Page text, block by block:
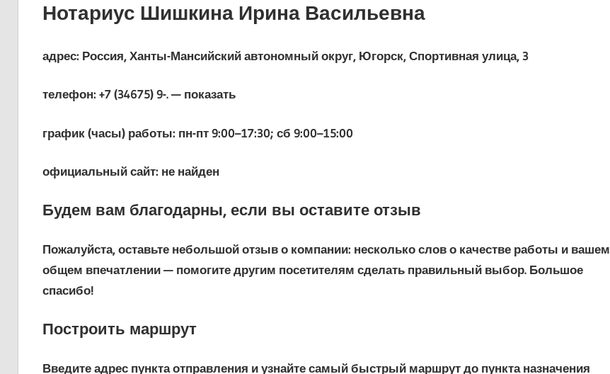
Нотариус Шишкина Ирина Васильевна
адрес: Россия, Ханты-Мансийский автономный округ, Югорск, Спортивная улица, 3
телефон: +7 (34675) 9-. — показать
график (часы) работы: пн-пт 9:00–17:30; сб 9:00–15:00
официальный сайт: не найден
Будем вам благодарны, если вы оставите отзыв
Пожалуйста, оставьте небольшой отзыв о компании: несколько слов о качестве работы и вашем
общем впечатлении — помогите другим посетителям сделать правильный выбор. Большое
спасибо!
Построить маршрут
Введите адрес пункта отправления и узнайте самый быстрый маршрут до пункта назначения